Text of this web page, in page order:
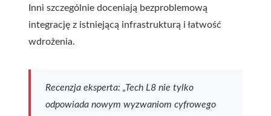
Inni szczególnie doceniają bezproblemową
integrację z istniejącą infrastrukturą i łatwość
wdrożenia.
Recenzja eksperta: „Tech L8 nie tylko
odpowiada nowym wyzwaniom cyfrowego